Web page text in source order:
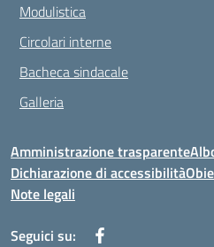
Modulistica
Circolari interne
Bacheca sindacale
Galleria
Amministrazione trasparente
Dichiarazione di accessibilità
Note legali
Seguici su: